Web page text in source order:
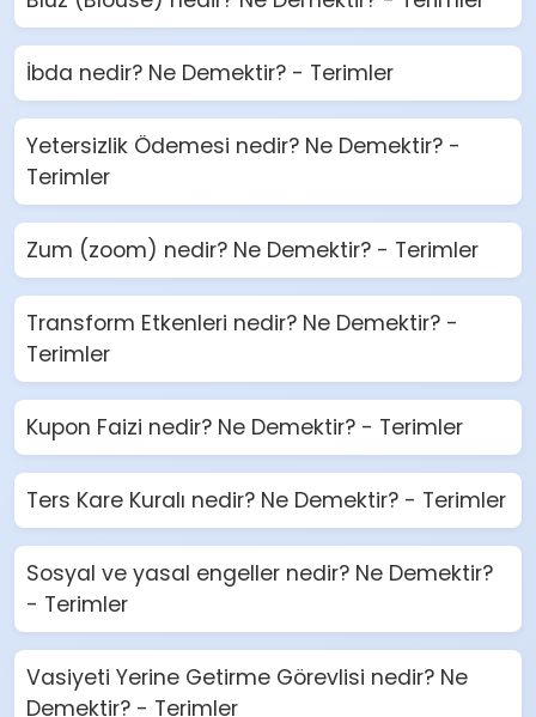
İbda nedir? Ne Demektir? - Terimler
Yetersizlik Ödemesi nedir? Ne Demektir? -
Terimler
Zum (zoom) nedir? Ne Demektir? - Terimler
Transform Etkenleri nedir? Ne Demektir? -
Terimler
Kupon Faizi nedir? Ne Demektir? - Terimler
Ters Kare Kuralı nedir? Ne Demektir? - Terimler
Sosyal ve yasal engeller nedir? Ne Demektir?
- Terimler
Vasiyeti Yerine Getirme Görevlisi nedir? Ne
Demektir? - Terimler